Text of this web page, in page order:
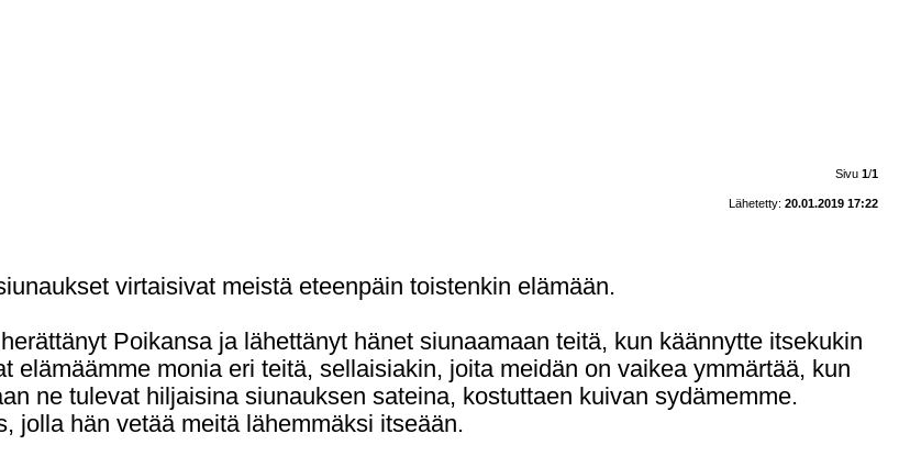
Sivu 1/1
Lähetetty: 20.01.2019 17:22
virtaisivat meistä eteenpäin toistenkin elämään.
Poikansa ja lähettänyt hänet siunaamaan teitä, kun käännytte itsekukin
elämäämme monia eri teitä, sellaisiakin, joita meidän on vaikea ymmärtää, kun
ne tulevat hiljaisina siunauksen sateina, kostuttaen kuivan sydämemme.
jolla hän vetää meitä lähemmäksi itseään.